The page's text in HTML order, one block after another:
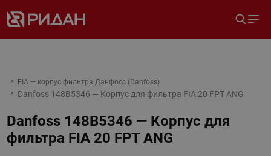
FIA — корпус фильтра Данфосс (Danfoss)
Danfoss 148B5346 — Корпус для фильтра FIA 20 FPT ANG
Danfoss 148B5346 — Корпус для
фильтра FIA 20 FPT ANG